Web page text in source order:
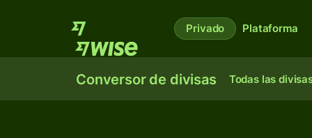
Privado Plataforma
Conversor de divisas Todas las